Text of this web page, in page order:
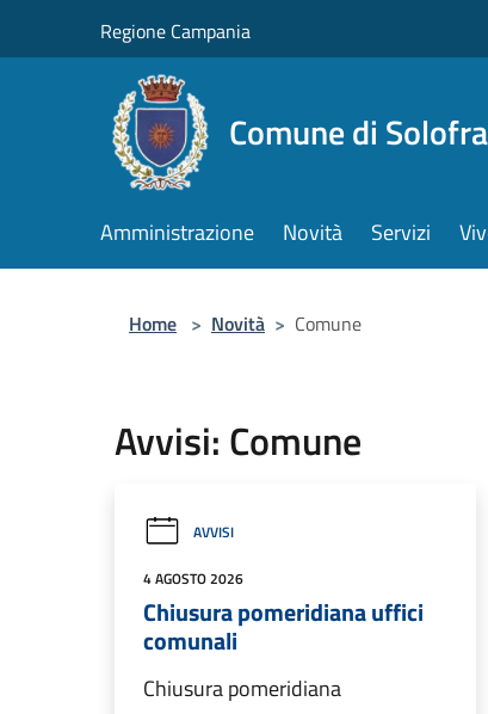
Regione Campania
Comune di Solofra
Amministrazione Novità Servizi
Home > Novità > Comune
Avvisi: Comune
AVVISI
4 AGOSTO 2026
Chiusura pomeridiana uffici
comunali
Chiusura pomeridiana